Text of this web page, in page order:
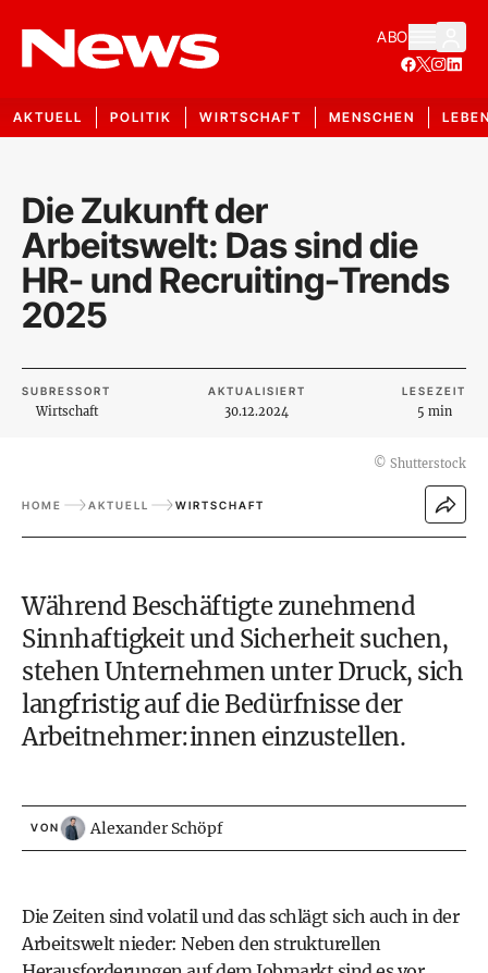
ABO
AKTUELL POLITIK WIRTSCHAFT MENSCHEN
Die Zukunft der
Arbeitswelt: Das sind die
HR- und Recruiting-Trends
2025
SUBRESSORT
Wirtschaft
AKTUALISIERT
30.12.2024
LESEZEIT
5 min
© Shutterstock
HOME AKTUELL WIRTSCHAFT
Während Beschäftigte zunehmend
Sinnhaftigkeit und Sicherheit suchen,
stehen Unternehmen unter Druck, sich
langfristig auf die Bedürfnisse der
Arbeitnehmer:innen einzustellen.
VON Alexander Schöpf
Die Zeiten sind volatil und das schlägt sich auch in der
Arbeitswelt nieder: Neben den strukturellen